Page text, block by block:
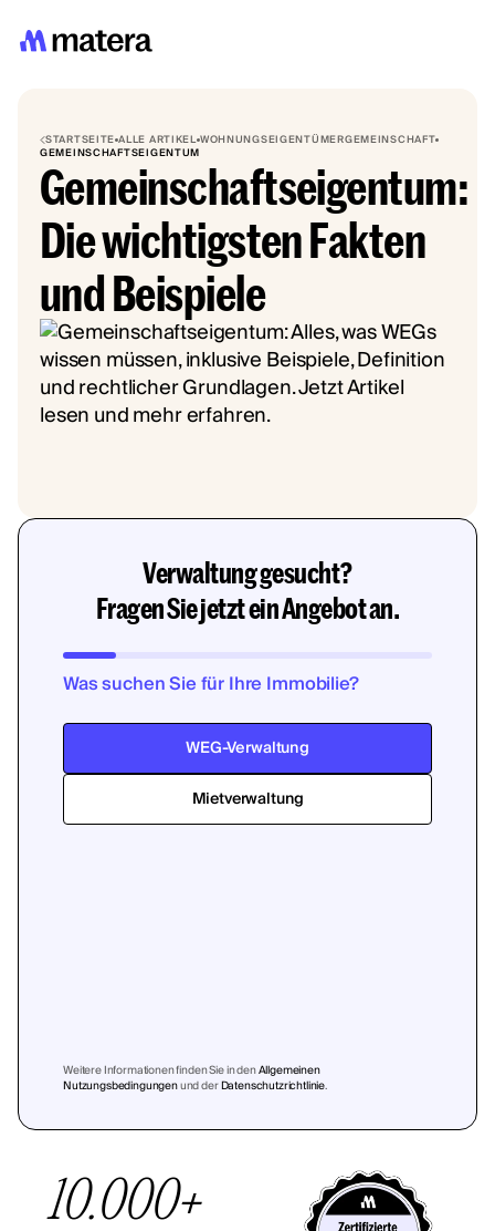
STARTSEITEALLE ARTIKELWOHNUNGSEIGENTÜMERGEMEINSCHAFT
GEMEINSCHAFTSEIGENTUM
Gemeinschaftseigentum:
Die wichtigsten Fakten
und Beispiele
Verwaltung gesucht?
Fragen Sie jetzt ein Angebot an.
Was suchen Sie für Ihre Immobilie?
WEG-Verwaltung
Mietverwaltung
Weitere Informationen finden Sie in denAllgemeinen
Nutzungsbedingungenund derDatenschutzrichtlinie.
10.000+